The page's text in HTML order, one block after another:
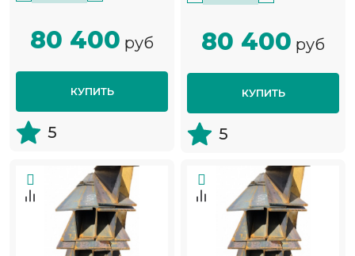
80 400 руб
КУПИТЬ
5
80 400 руб
КУПИТЬ
5